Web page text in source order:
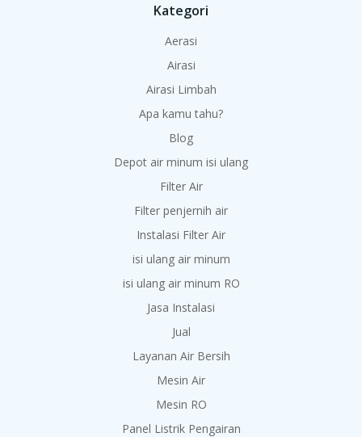
Kategori
Aerasi
Airasi
Airasi Limbah
Apa kamu tahu?
Blog
Depot air minum isi ulang
Filter Air
Filter penjernih air
Instalasi Filter Air
isi ulang air minum
isi ulang air minum RO
Jasa Instalasi
Jual
Layanan Air Bersih
Mesin Air
Mesin RO
Panel Listrik Pengairan